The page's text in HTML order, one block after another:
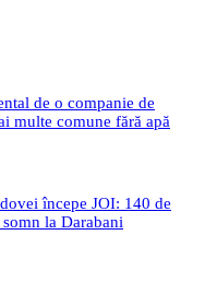
de o companie de
multe comune fără apă
începe JOI: 140 de
la Darabani